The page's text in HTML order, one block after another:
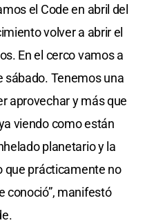
el Code en abril del
volver a abrir el
En el cerco vamos a
sábado. Tenemos una
aprovechar y más que
viendo como están
planetario y la
que prácticamente no
conoció”, manifestó